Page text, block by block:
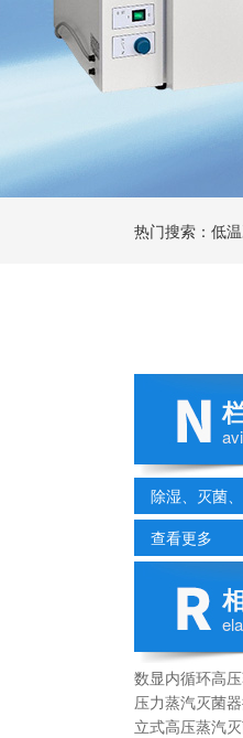
热门搜索：低
除湿、灭菌
查看更多
数显内循环高
压力蒸汽灭菌
立式高压蒸汽